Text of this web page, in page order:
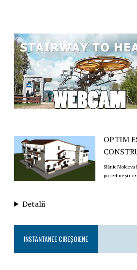
OPTIM
Slănic Moldova
proiectare și
Detalii
INSTANTANEE CIREȘOIENE